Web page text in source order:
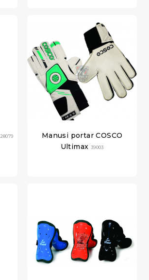
28079
Manusi portar COSCO
Ultimax 39003